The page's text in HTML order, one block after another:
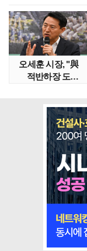
오세훈 시장, "與
적반하장 도